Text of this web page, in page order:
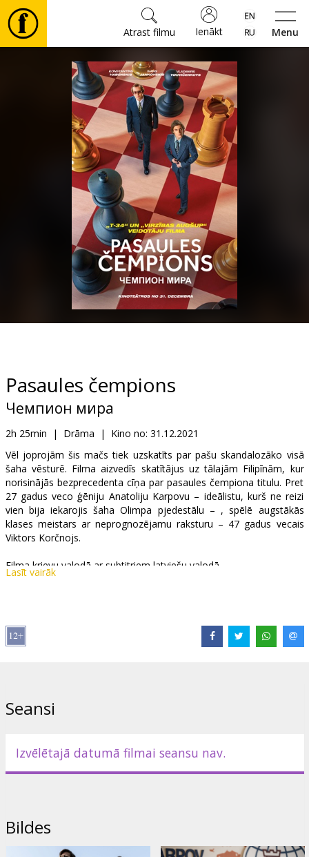
Menu
Ienākt
Atrast filmu
Kultūra
Pasākumi
Dāvanu
B2B
Kino
Klubs
Pasaules čempions
Чемпион мира
2h 25min | Drāma | Kino no: 31.12.2021
Vēl joprojām šis mačs tiek uzskatīts par pašu skandalozāko visā
šaha vēsturē. Filma aizvedīs skatītājus uz tālajām Filipīnām, kur
norisinājās bezprecedenta cīņa par pasaules čempiona titulu. Pret
27 gadus veco ģēniju Anatoliju Karpovu – ideālistu, kurš ne reizi
vien bija iekarojis šaha Olimpa pjedestālu – , spēlē augstākās
klases meistars ar neprognozējamu raksturu – 47 gadus vecais
Viktors Korčnojs.
Filma krievu valodā ar subtitriem latviešu valodā.
Režisors:
Lomās:
Ivan Yankovskiy ,Vladimir
Lasīt vairāk
Seansi
Izvēlētajā datumā filmai seansu nav.
Bildes